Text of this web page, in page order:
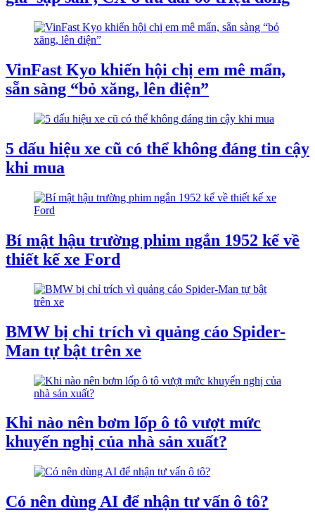
VinFast Kyo khiến hội chị em mê mẩn,
sẵn sàng “bỏ xăng, lên điện”
5 dấu hiệu xe cũ có thể không đáng tin cậy
khi mua
Bí mật hậu trường phim ngắn 1952 kể về
thiết kế xe Ford
BMW bị chỉ trích vì quảng cáo Spider-
Man tự bật trên xe
Khi nào nên bơm lốp ô tô vượt mức
khuyến nghị của nhà sản xuất?
Có nên dùng AI để nhận tư vấn ô tô?